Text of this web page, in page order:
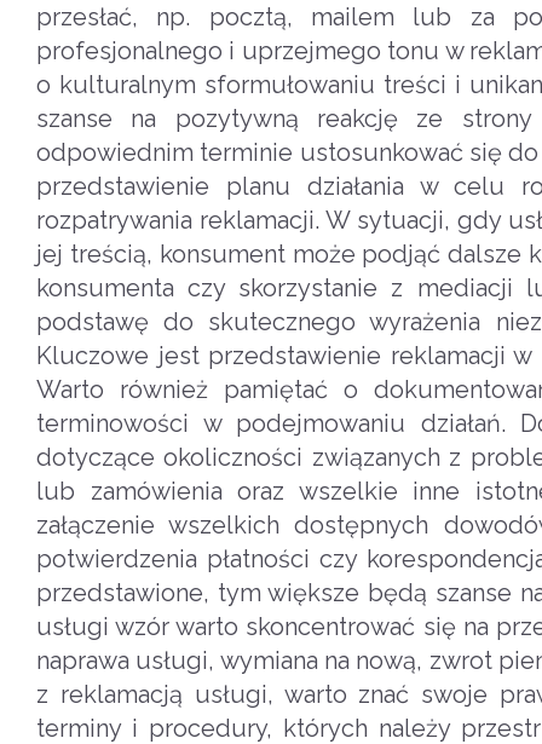
przesłać, np. pocztą, mailem lub za
profesjonalnego i uprzejmego tonu w
o kulturalnym sformułowaniu treści i
szanse na pozytywną reakcję ze strony
odpowiednim terminie ustosunkować się
przedstawienie planu działania w celu
rozpatrywania reklamacji. W sytuacji, gdy
jej treścią, konsument może podjąć dalsze
konsumenta czy skorzystanie z mediacji
podstawę do skutecznego wyrażenia
Kluczowe jest przedstawienie reklamacji
Warto również pamiętać o
terminowości w podejmowaniu działań.
dotyczące okoliczności związanych z
lub zamówienia oraz wszelkie inne
załączenie wszelkich dostępnych
potwierdzenia płatności czy
przedstawione, tym większe będą szanse
usługi wzór warto skoncentrować się na
naprawa usługi, wymiana na nową, zwrot
z reklamacją usługi, warto znać swoje
terminy i procedury, których należy